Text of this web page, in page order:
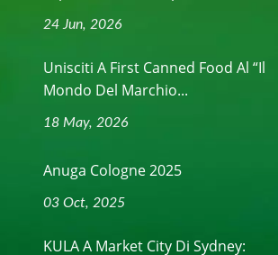
24 Jun, 2026
Unisciti A First Canned Food Al “Il
Mondo Del Marchio...
18 May, 2026
Anuga Cologne 2025
03 Oct, 2025
KULA A Market City Di Sydney: